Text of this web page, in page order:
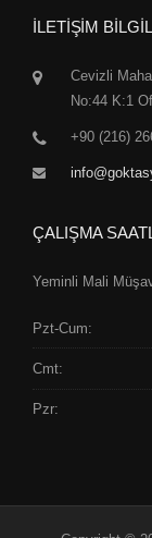
İLETİŞİM
Cevizli
No:44 K:1
+90 (216)
ÇALIŞMA
Yeminli Mali
Pzt-Cum:
Cmt:
Pzr: